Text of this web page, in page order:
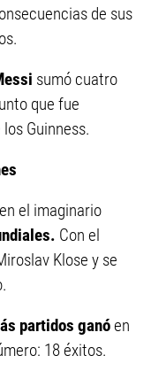
de sus
sumó cuatro
que fue
Guinness.
el imaginario
Con el
Klose y se
partidos ganóen
18 éxitos.